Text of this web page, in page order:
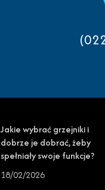
Jakie wybrać grzejniki i
dobrze je dobrać, żeby
spełniały swoje funkcje?
18/02/2026